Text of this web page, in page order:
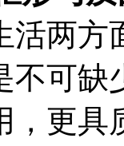
活两方
不可缺
，更具